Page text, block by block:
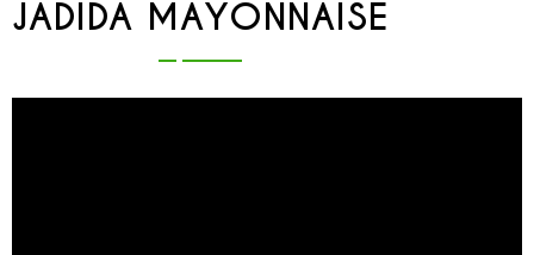
JADIDA MAYONNAISE